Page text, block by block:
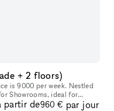
+ 2 floors)
is 9000 per week. Nestled
Showrooms, ideal for
design, art, and
partir de960 € par jour